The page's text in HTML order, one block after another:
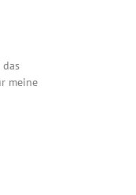
das
meine